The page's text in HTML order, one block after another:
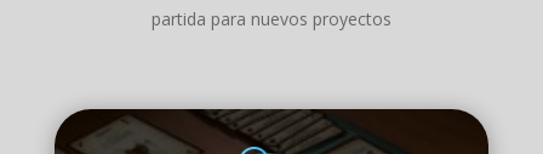
partida para nuevos proyectos